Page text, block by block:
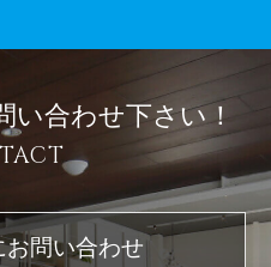
い合わせ下さい！
お問い合わせ